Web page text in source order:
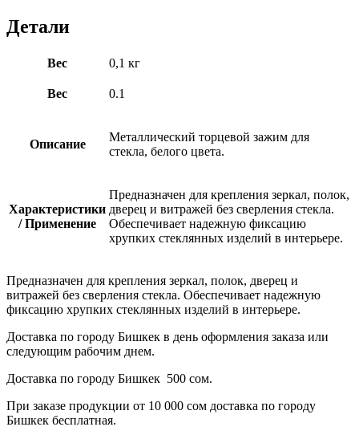
Детали
Вес 0,1 кг
Вес 0.1
Описание
Металлический торцевой зажим для
стекла, белого цвета.
Характеристики
/ Применение
Предназначен для крепления зеркал, полок,
дверец и витражей без сверления стекла.
Обеспечивает надежную фиксацию
хрупких стеклянных изделий в интерьере.
Предназначен для крепления зеркал, полок, дверец и
витражей без сверления стекла. Обеспечивает надежную
фиксацию хрупких стеклянных изделий в интерьере.
Доставка по городу Бишкек в день оформления заказа или
следующим рабочим днем.
Доставка по городу Бишкек 500 сом.
При заказе продукции от 10 000 сом доставка по городу
Бишкек бесплатная.